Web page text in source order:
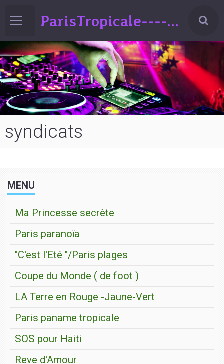
ParisTropicale-------Liberté-Egalité-Variété!!!(spectacle de Variéts Musique & Humour-sur la France-ed°2024
syndicats
MENU
Ma Princesse secrète
Paris paranoïa
"C'est l'Eté "/Paris plages
Coupe du Monde ( de foot )
LA Terre en Rouge -Jaune-Vert
Paris paname tropicale
SOS pour Haiti
Reve d'Amour